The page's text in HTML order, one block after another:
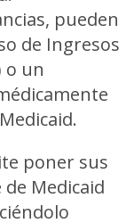
pueden
de Ingresos
o un
poner sus
Medicaid